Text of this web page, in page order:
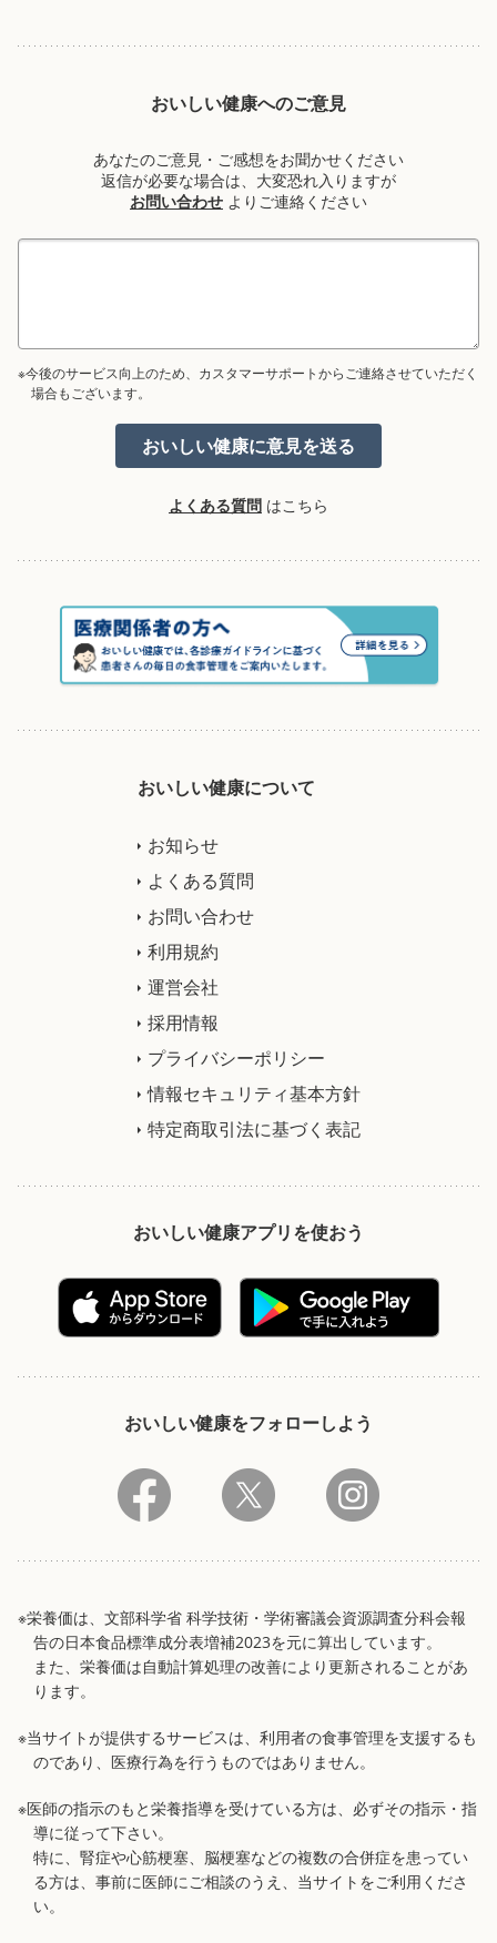
おいしい健康へのご意見
あなたのご意見・ご感想をお聞かせください
返信が必要な場合は、大変恐れ入りますが
お問い合わせ よりご連絡ください
※今後のサービス向上のため、カスタマーサポートからご連絡させていただく
場合もございます。
よくある質問 はこちら
おいしい健康について
お知らせ
よくある質問
お問い合わせ
利用規約
運営会社
採用情報
プライバシーポリシー
情報セキュリティ基本方針
特定商取引法に基づく表記
おいしい健康アプリを使おう
おいしい健康をフォローしよう
※栄養価は、文部科学省 科学技術・学術審議会資源調査分科会報
告の日本食品標準成分表増補2023を元に算出しています。
また、栄養価は自動計算処理の改善により更新されることがあ
ります。
※当サイトが提供するサービスは、利用者の食事管理を支援するも
のであり、医療行為を行うものではありません。
※医師の指示のもと栄養指導を受けている方は、必ずその指示・指
導に従って下さい。
特に、腎症や心筋梗塞、脳梗塞などの複数の合併症を患ってい
る方は、事前に医師にご相談のうえ、当サイトをご利用くださ
い。